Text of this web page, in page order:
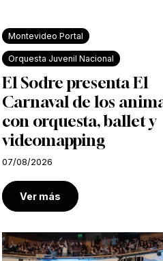
Montevideo Portal
Orquesta Juvenil Nacional
El Sodre presenta El
Carnaval de los
con orquesta, ballet y
videomapping
07/08/2026
Ver más